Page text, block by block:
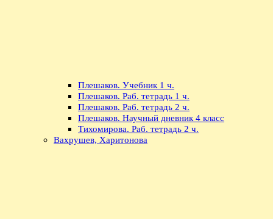
Плешаков. Учебник 1 ч.
Плешаков. Раб. тетрадь 1 ч.
Плешаков. Раб. тетрадь 2 ч.
Плешаков. Научный дневник 4 класс
Тихомирова. Раб. тетрадь 2 ч.
Вахрушев, Харитонова